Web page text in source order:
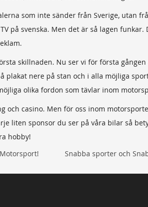
som inte sänder från Sverige, utan
på svenska. Men det är så lagen funkar.
skillnaden. Nu ser vi för första
plakat nere på stan och i alla möjliga
olika fordon som tävlar inom
och casino. Men för oss inom
liten sponsor du ser på våra bilar så
hobby!
Snabba sporter och